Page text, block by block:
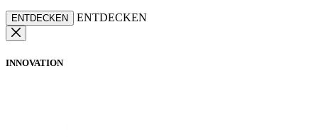
ENTDECKEN ENTDECKEN
INNOVATION